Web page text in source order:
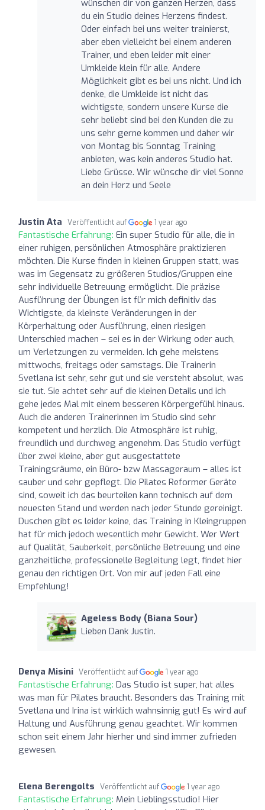
wünschen dir von ganzen Herzen, dass
du ein Studio deines Herzens findest.
Oder einfach bei uns weiter trainierst,
aber eben vielleicht bei einem anderen
Trainer, und eben leider mit einer
Umkleide klein für alle. Andere
Möglichkeit gibt es bei uns nicht. Und ich
denke, die Umkleide ist nicht das
wichtigste, sondern unsere Kurse die
sehr beliebt sind bei den Kunden die zu
uns sehr gerne kommen und daher wir
von Montag bis Sonntag Training
anbieten, was kein anderes Studio hat.
Liebe Grüsse. Wir wünsche dir viel Sonne
an dein Herz und Seele
Justin Ata Veröffentlicht auf 1 year ago
Fantastische Erfahrung: Ein super Studio für alle, die in
einer ruhigen, persönlichen Atmosphäre praktizieren
möchten. Die Kurse finden in kleinen Gruppen statt, was
was im Gegensatz zu größeren Studios/Gruppen eine
sehr individuelle Betreuung ermöglicht. Die präzise
Ausführung der Übungen ist für mich definitiv das
Wichtigste, da kleinste Veränderungen in der
Körperhaltung oder Ausführung, einen riesigen
Unterschied machen – sei es in der Wirkung oder auch,
um Verletzungen zu vermeiden. Ich gehe meistens
mittwochs, freitags oder samstags. Die Trainerin
Svetlana ist sehr, sehr gut und sie versteht absolut, was
sie tut. Sie achtet sehr auf die kleinen Details und ich
gehe jedes Mal mit einem besseren Körpergefühl hinaus.
Auch die anderen Trainerinnen im Studio sind sehr
kompetent und herzlich. Die Atmosphäre ist ruhig,
freundlich und durchweg angenehm. Das Studio verfügt
über zwei kleine, aber gut ausgestattete
Trainingsräume, ein Büro- bzw Massageraum – alles ist
sauber und sehr gepflegt. Die Pilates Reformer Geräte
sind, soweit ich das beurteilen kann technisch auf dem
neuesten Stand und werden nach jeder Stunde gereinigt.
Duschen gibt es leider keine, das Training in Kleingruppen
hat für mich jedoch wesentlich mehr Gewicht. Wer Wert
auf Qualität, Sauberkeit, persönliche Betreuung und eine
ganzheitliche, professionelle Begleitung legt, findet hier
genau den richtigen Ort. Von mir auf jeden Fall eine
Empfehlung!
Ageless Body (Biana Sour)
Lieben Dank Justin.
Denya Misini Veröffentlicht auf 1 year ago
Fantastische Erfahrung: Das Studio ist super, hat alles
was man für Pilates braucht. Besonders das Training mit
Svetlana und Irina ist wirklich wahnsinnig gut! Es wird auf
Haltung und Ausführung genau geachtet. Wir kommen
schon seit einem Jahr hierher und sind immer zufrieden
gewesen.
Elena Berengolts Veröffentlicht auf 1 year ago
Fantastische Erfahrung: Mein Lieblingsstudio! Hier